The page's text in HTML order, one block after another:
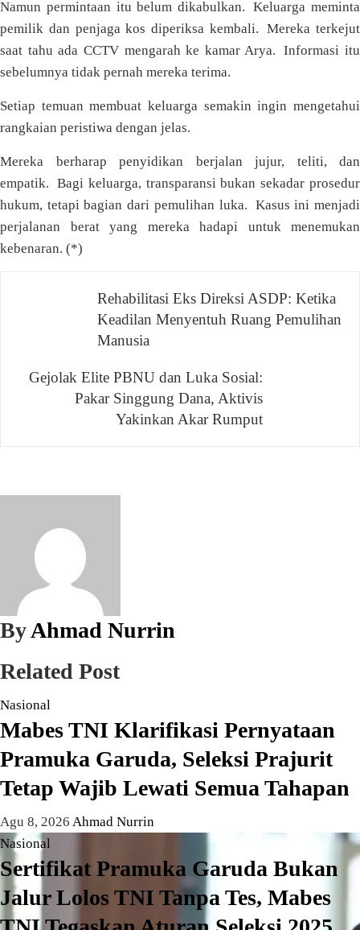
Namun permintaan itu belum dikabulkan. Keluarga meminta
pemilik dan penjaga kos diperiksa kembali. Mereka terkejut
saat tahu ada CCTV mengarah ke kamar Arya. Informasi itu
sebelumnya tidak pernah mereka terima.
Setiap temuan membuat keluarga semakin ingin mengetahui
rangkaian peristiwa dengan jelas.
Mereka berharap penyidikan berjalan jujur, teliti, dan
empatik. Bagi keluarga, transparansi bukan sekadar prosedur
hukum, tetapi bagian dari pemulihan luka. Kasus ini menjadi
perjalanan berat yang mereka hadapi untuk menemukan
kebenaran. (*)
NavigasiRehabilitasi Eks Direksi ASDP: Ketika
Keadilan Menyentuh Ruang Pemulihan
Manusia
Gejolak Elite PBNU dan Luka Sosial:
Pakar Singgung Dana, Aktivis
Yakinkan Akar Rumput
ByAhmad Nurrin
Related Post
Nasional
Mabes TNI Klarifikasi Pernyataan
Pramuka Garuda, Seleksi Prajurit
Tetap Wajib Lewati Semua Tahapan
Agu 8, 2026 Ahmad Nurrin
Nasional
Sertifikat Pramuka Garuda Bukan
Jalur Lolos TNI Tanpa Tes, Mabes